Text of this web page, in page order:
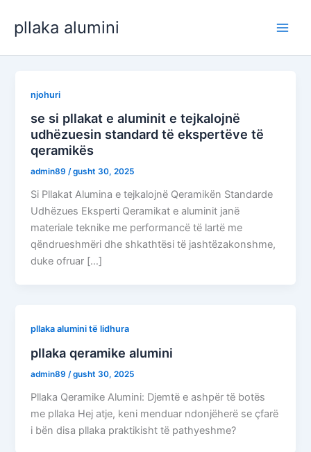
përmbajtja
pllaka alumini
njohuri
se si pllakat e aluminit e tejkalojnë
udhëzuesin standard të ekspertëve të
qeramikës
admin89/gusht 30, 2025
Si Pllakat Alumina e tejkalojnë Qeramikën Standarde
Udhëzues Eksperti Qeramikat e aluminit janë
materiale teknike me performancë të lartë me
qëndrueshmëri dhe shkathtësi të jashtëzakonshme,
duke ofruar […]
pllaka alumini të lidhura
pllaka qeramike alumini
admin89 /gusht 30, 2025
Pllaka Qeramike Alumini: Djemtë e ashpër të botës
me pllaka Hej atje, keni menduar ndonjëherë se çfarë
i bën disa pllaka praktikisht të pathyeshme?